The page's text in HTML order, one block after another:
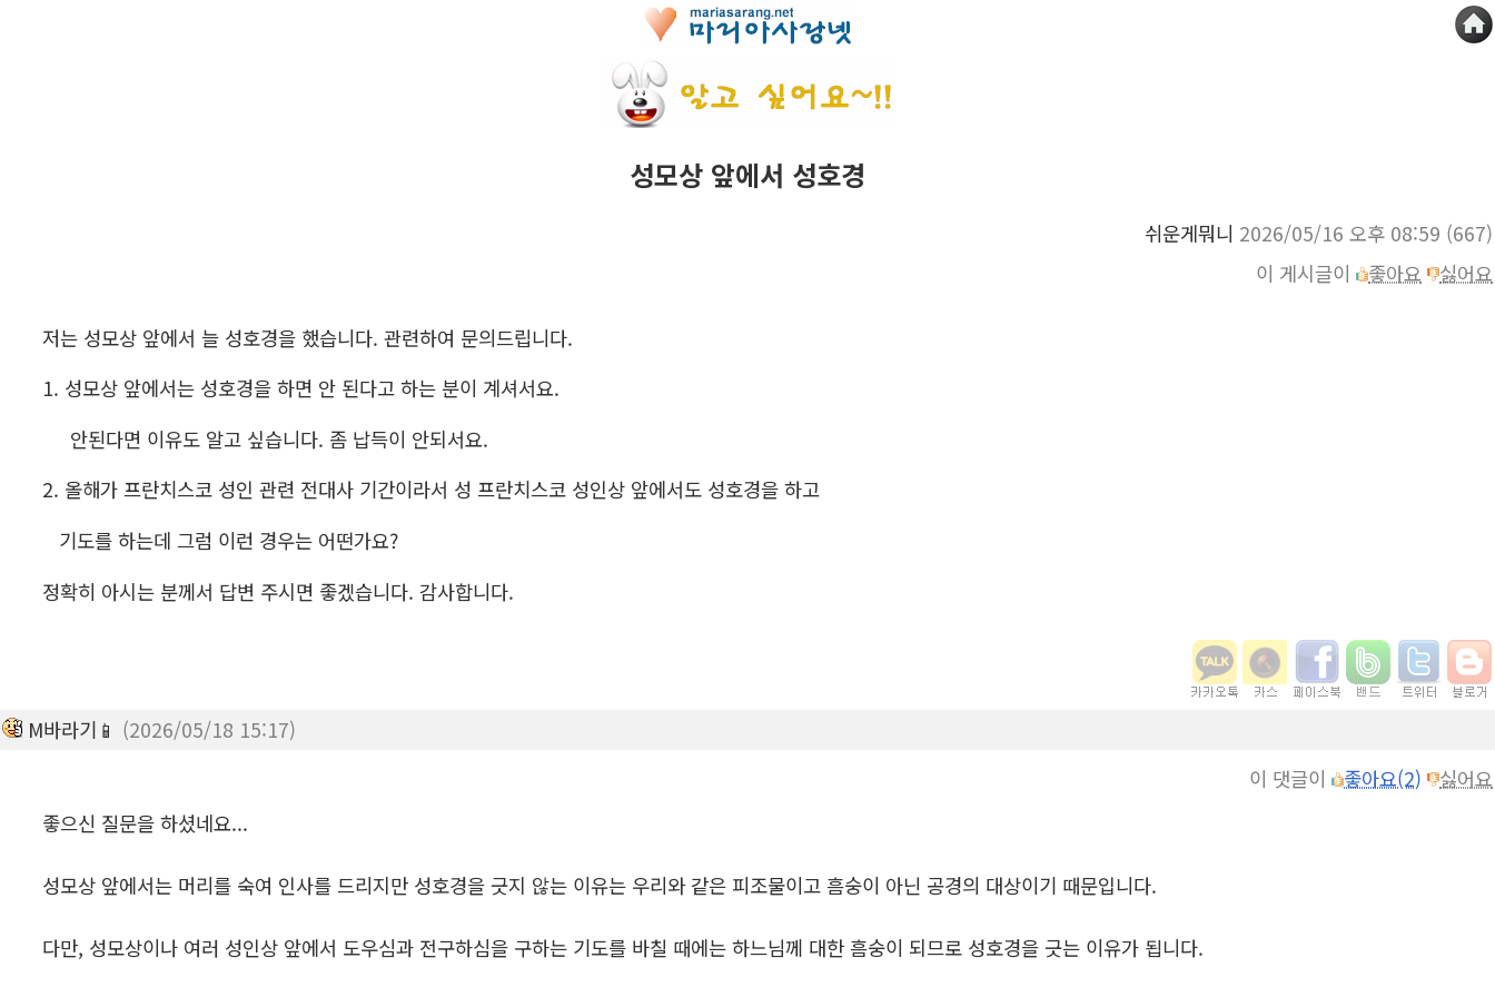
성모상 앞에서 성호경
쉬운게뭐니 2026/05/16 오후 08:59 (667)
이 게시글이
좋아요 싫어요
저는 성모상 앞에서 늘 성호경을 했습니다. 관련하여 문의드립니다.
1. 성모상 앞에서는 성호경을 하면 안 된다고 하는 분이 계셔서요.
안된다면 이유도 알고 싶습니다. 좀 납득이 안되서요.
2. 올해가 프란치스코 성인 관련 전대사 기간이라서 성 프란치스코 성인상 앞에서도 성호경을 하고
기도를 하는데 그럼 이런 경우는 어떤가요?
정확히 아시는 분께서 답변 주시면 좋겠습니다. 감사합니다.
M바라기📱 (2026/05/18 15:17)
이 댓글이
좋아요(2)
싫어요
좋으신 질문을 하셨네요...
성모상 앞에서는 머리를 숙여 인사를 드리지만 성호경을 긋지 않는 이유는 우리와 같은 피조물이고 흠숭이 아닌 공경의 대상이기 때문입니다.
다만, 성모상이나 여러 성인상 앞에서 도우심과 전구하심을 구하는 기도를 바칠 때에는 하느님께 대한 흠숭이 되므로 성호경을 긋는 이유가 됩니다.